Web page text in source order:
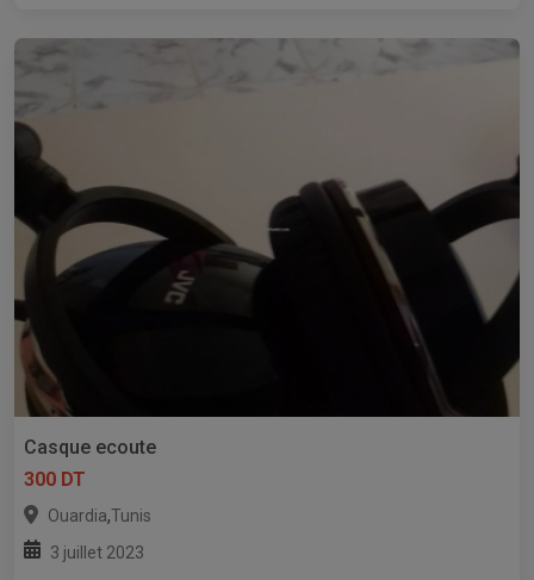
Casque ecoute
300 DT
Ouardia,Tunis
3 juillet 2023